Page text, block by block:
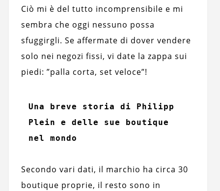
Ciò mi è del tutto incomprensibile e mi
sembra che oggi nessuno possa
sfuggirgli. Se affermate di dover vendere
solo nei negozi fissi, vi date la zappa sui
piedi: ”palla corta, set veloce”!
Una breve storia di Philipp
Plein e delle sue boutique
nel mondo
Secondo vari dati, il marchio ha circa 30
boutique proprie, il resto sono in